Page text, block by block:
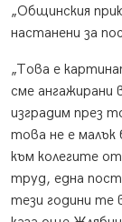
„Общинския
настанени за
„Това е
сме ангажирани
изградим през
това не е малък
към колегите
труд, една
тези години те